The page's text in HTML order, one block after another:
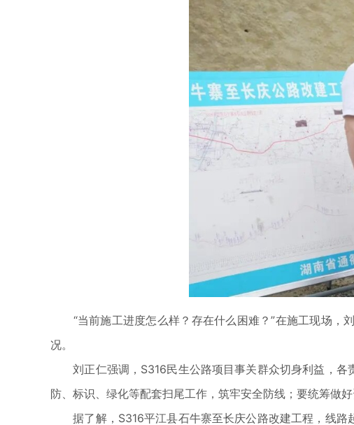
“当前施工进度怎么样？存在什么困难？”在施工现场，
况。
刘正仁强调，S316民生公路项目事关群众切身利益，各
防、标识、绿化等配套扫尾工作，筑牢安全防线；要统筹做
据了解，S316平江县石牛寨至长庆公路改建工程，线路